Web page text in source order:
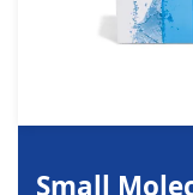
Small